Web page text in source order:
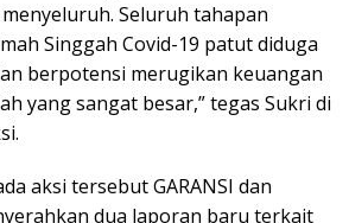
Seluruh tahapan
Singgah Covid-19 patut diduga
berpotensi merugikan keuangan
yang sangat besar,” tegas Sukri di
aksi tersebut GARANSI dan
dua laporan baru terkait